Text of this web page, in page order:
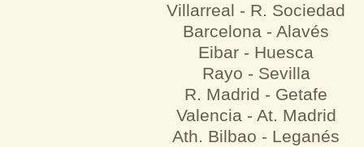
Villarreal - R. Sociedad
Barcelona - Alavés
Eibar - Huesca
Rayo - Sevilla
R. Madrid - Getafe
Valencia - At. Madrid
Ath. Bilbao - Leganés